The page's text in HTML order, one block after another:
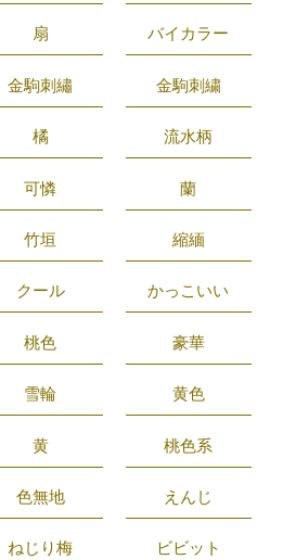
扇 バイカラー
金駒刺繡 金駒刺繍
橘 流水柄
可憐 蘭
竹垣 縮緬
クール かっこいい
桃色 豪華
雪輪 黄色
黄 桃色系
色無地 えんじ
ねじり梅 ビビット